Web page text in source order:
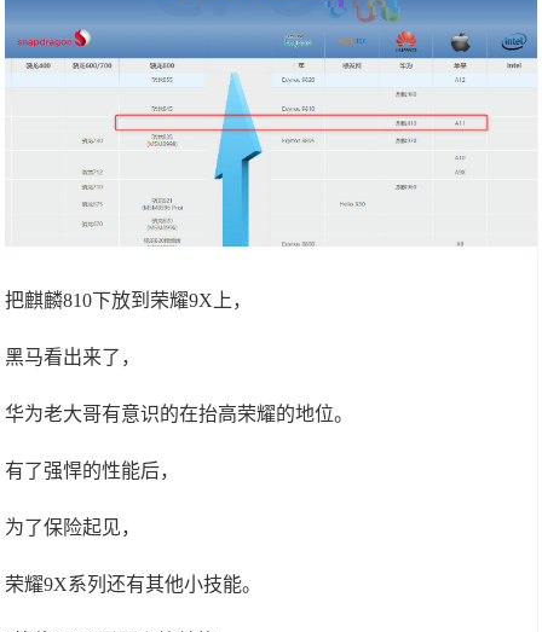
把麒麟810下放到荣耀9X上，
黑马看出来了，
华为老大哥有意识的在抬高荣耀的地位。
有了强悍的性能后，
为了保险起见，
荣耀9X系列还有其他小技能。